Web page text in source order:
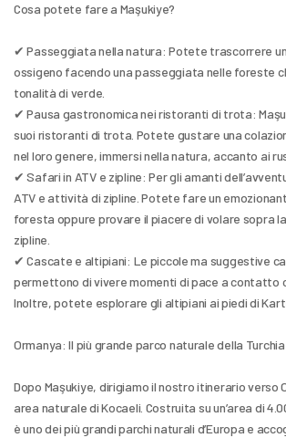
Cosa potete fare a Maşukiye?
✔ Passeggiata nella natura: Potete trascorrere
ossigeno facendo una passeggiata nelle foreste
tonalità di verde.
✔ Pausa gastronomica nei ristoranti di trota:
suoi ristoranti di trota. Potete gustare una
nel loro genere, immersi nella natura, accanto ai
✔ Safari in ATV e zipline: Per gli amanti
ATV e attività di zipline. Potete fare un
foresta oppure provare il piacere di volare sopra
zipline.
✔ Cascate e altipiani: Le piccole ma suggestive
permettono di vivere momenti di pace a contatto
Inoltre, potete esplorare gli altipiani ai piedi di
Ormanya: Il più grande parco naturale della Turchia
Dopo Maşukiye, dirigiamo il nostro itinerario verso
area naturale di Kocaeli. Costruita su un’area di
è uno dei più grandi parchi naturali d’Europa e